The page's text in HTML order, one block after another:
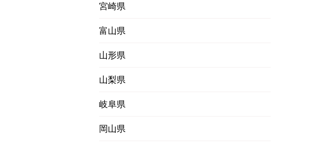
宮崎県
富山県
山形県
山梨県
岐阜県
岡山県